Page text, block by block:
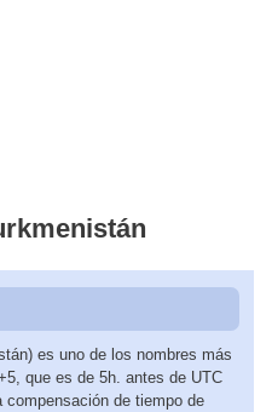
es uno de los nombres más
que es de 5h. antes de UTC
compensación de tiempo de